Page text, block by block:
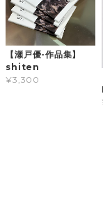
【瀬戸優-作品集】
shiten
¥3,300